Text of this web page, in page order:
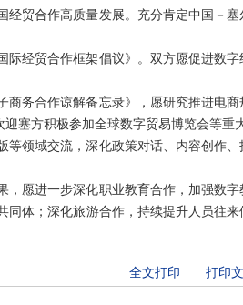
贸合作高质量发展。充分肯定中国－
经贸合作框架倡议》。双方愿促进数
务合作谅解备忘录》，愿研究推进电
塞方积极参加全球数字贸易博览会等重
领域交流，深化政策对话、内容创作
愿进一步深化职业教育合作，加强数
体；深化旅游合作，持续提升人员往
全文打印 打印